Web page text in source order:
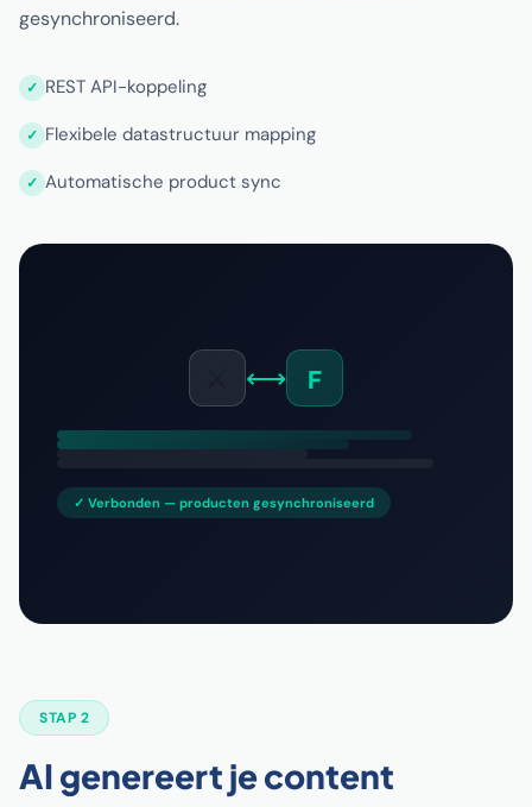
gesynchroniseerd.
REST API-koppeling
Flexibele datastructuur mapping
Automatische product sync
⟷ F
✓ Verbonden — producten gesynchroniseerd
STAP 2
AI genereert je content